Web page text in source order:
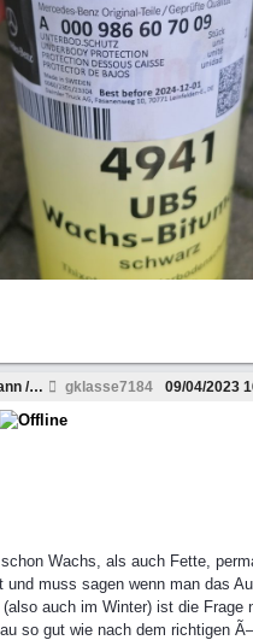
Re: Selbst ist der Mann / Rahmen restaurieren gklasse7184 09/04/2023
Wachs, als auch Fette,
und muss sagen wenn man das
auch im Winter) ist die Frage
so gut wie nach dem richtigen